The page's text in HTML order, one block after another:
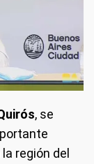
, se
región del